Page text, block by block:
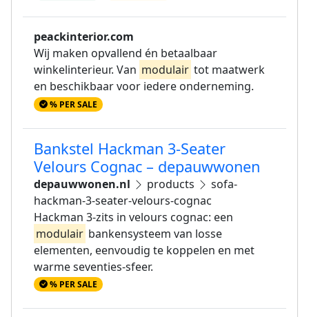
peackinterior.com
Wij maken opvallend én betaalbaar
winkelinterieur. Van modulair tot maatwerk
en beschikbaar voor iedere onderneming.
% PER SALE
Bankstel Hackman 3-Seater
Velours Cognac – depauwwonen
depauwwonen.nl products
sofa-
hackman-3-seater-velours-cognac
Hackman 3-zits in velours cognac: een
modulair bankensysteem van losse
elementen, eenvoudig te koppelen en met
warme seventies-sfeer.
% PER SALE